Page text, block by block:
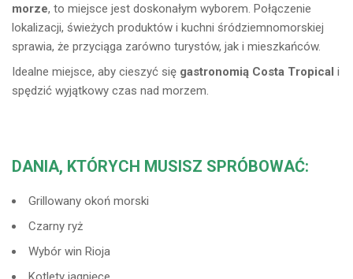
morze, to miejsce jest doskonałym wyborem. Połączenie
lokalizacji, świeżych produktów i kuchni śródziemnomorskiej
sprawia, że przyciąga zarówno turystów, jak i mieszkańców.
Idealne miejsce, aby cieszyć się gastronomią Costa Tropical i
spędzić wyjątkowy czas nad morzem.
DANIA, KTÓRYCH MUSISZ SPRÓBOWAĆ:
Grillowany okoń morski
Czarny ryż
Wybór win Rioja